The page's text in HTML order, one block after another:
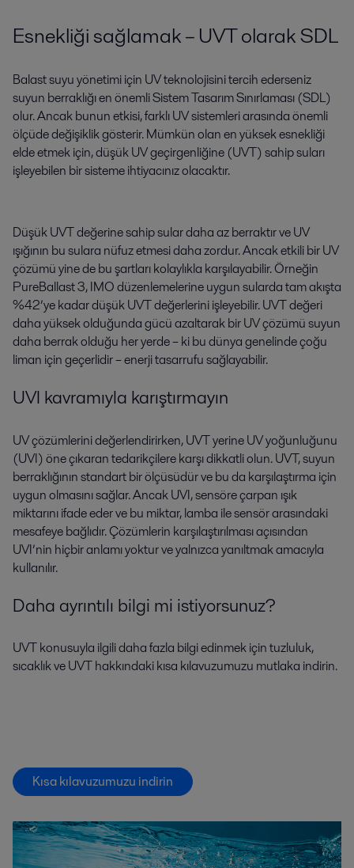
Esnekliği sağlamak – UVT olarak SDL
Balast suyu yönetimi için UV teknolojisini tercih ederseniz
suyun berraklığı en önemli Sistem Tasarım Sınırlaması (SDL)
olur. Ancak bunun etkisi, farklı UV sistemleri arasında önemli
ölçüde değişiklik gösterir. Mümkün olan en yüksek esnekliği
elde etmek için, düşük UV geçirgenliğine (UVT) sahip suları
işleyebilen bir sisteme ihtiyacınız olacaktır.
Düşük UVT değerine sahip sular daha az berraktır ve UV
ışığının bu sulara nüfuz etmesi daha zordur. Ancak etkili bir UV
çözümü yine de bu şartları kolaylıkla karşılayabilir. Örneğin
PureBallast 3, IMO düzenlemelerine uygun sularda tam akışta
%42’ye kadar düşük UVT değerlerini işleyebilir. UVT değeri
daha yüksek olduğunda gücü azaltarak bir UV çözümü suyun
daha berrak olduğu her yerde – ki bu dünya genelinde çoğu
liman için geçerlidir – enerji tasarrufu sağlayabilir.
UVI kavramıyla karıştırmayın
UV çözümlerini değerlendirirken, UVT yerine UV yoğunluğunu
(UVI) öne çıkaran tedarikçilere karşı dikkatli olun. UVT, suyun
berraklığının standart bir ölçüsüdür ve bu da karşılaştırma için
uygun olmasını sağlar. Ancak UVI, sensöre çarpan ışık
miktarını ifade eder ve bu miktar, lamba ile sensör arasındaki
mesafeye bağlıdır. Çözümlerin karşılaştırılması açısından
UVI’nin hiçbir anlamı yoktur ve yalnızca yanıltmak amacıyla
kullanılır.
Daha ayrıntılı bilgi mi istiyorsunuz?
UVT konusuyla ilgili daha fazla bilgi edinmek için tuzluluk,
sıcaklık ve UVT hakkındaki kısa kılavuzumuzu mutlaka indirin.
Kısa kılavuzumuzu indirin